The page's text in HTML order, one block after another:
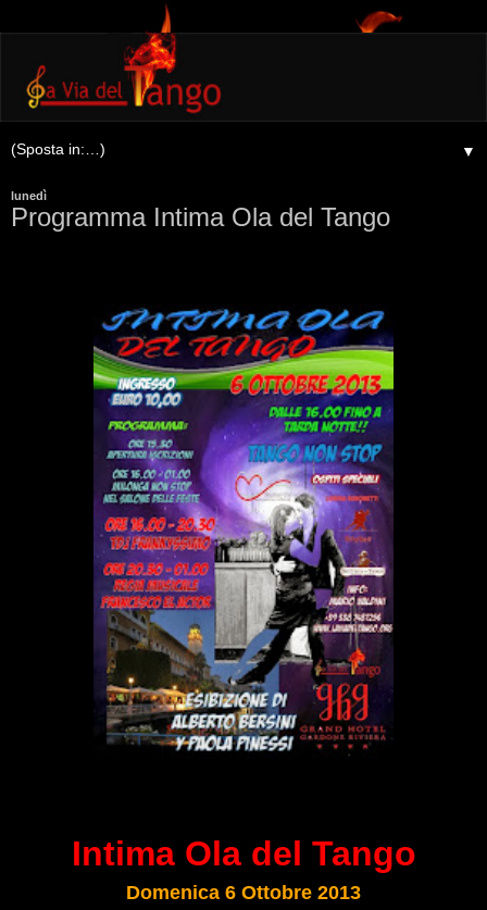
▼
lunedì
Programma Intima Ola del Tango
Intima Ola del Tango
Domenica 6 Ottobre 2013